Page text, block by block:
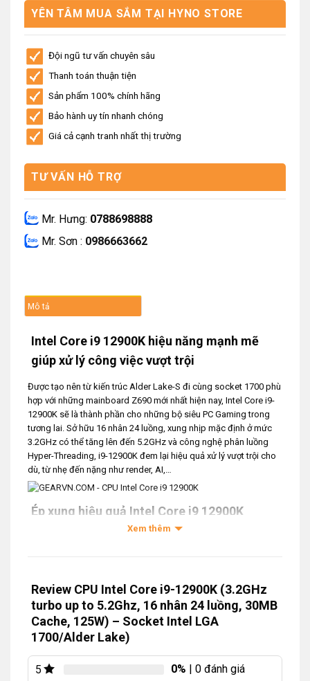
YÊN TÂM MUA SẮM TẠI HYNO STORE
Đội ngũ tư vấn chuyên sâu
Thanh toán thuận tiện
Sản phẩm 100% chính hãng
Bảo hành uy tín nhanh chóng
Giá cả cạnh tranh nhất thị trường
TƯ VẤN HỖ TRỢ
Mr. Hưng: 0788698888
Mr. Sơn : 0986663662
Mô tả
Intel Core i9 12900K hiệu năng mạnh mẽ
giúp xử lý công việc vượt trội
Được tạo nên từ kiến trúc Alder Lake-S đi cùng socket 1700 phù
hợp với những mainboard Z690 mới nhất hiện nay, Intel Core i9-
12900K sẽ là thành phần cho những bộ siêu PC Gaming trong
tương lai. Sở hữu 16 nhân 24 luồng, xung nhịp mặc định ở mức
3.2GHz có thể tăng lên đến 5.2GHz và công nghệ phân luồng
Hyper-Threading, i9-12900K đem lại hiệu quả xử lý vượt trội cho
dù, từ nhẹ đến nặng như render, AI,…
Ép xung hiệu quả Intel Core i9 12900K
DDR5 mới nhất hiện nay trên i9-12900K.
Xem thêm
Review CPU Intel Core i9-12900K (3.2GHz
turbo up to 5.2Ghz, 16 nhân 24 luồng, 30MB
Cache, 125W) – Socket Intel LGA
1700/Alder Lake)
5 0% | 0 đánh giá